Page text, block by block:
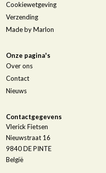
Cookiewetgeving
Verzending
Made by Marlon
Onze pagina's
Over ons
Contact
Nieuws
Contactgegevens
Vlerick Fietsen
Nieuwstraat 16
9840DE PINTE
België